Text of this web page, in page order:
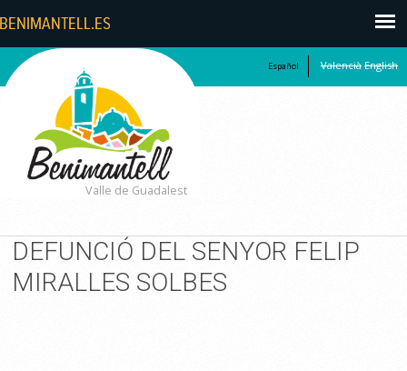
Español Valencià English
Valle de Guadalest
DEFUNCIÓ DEL SENYOR FELIP
MIRALLES SOLBES